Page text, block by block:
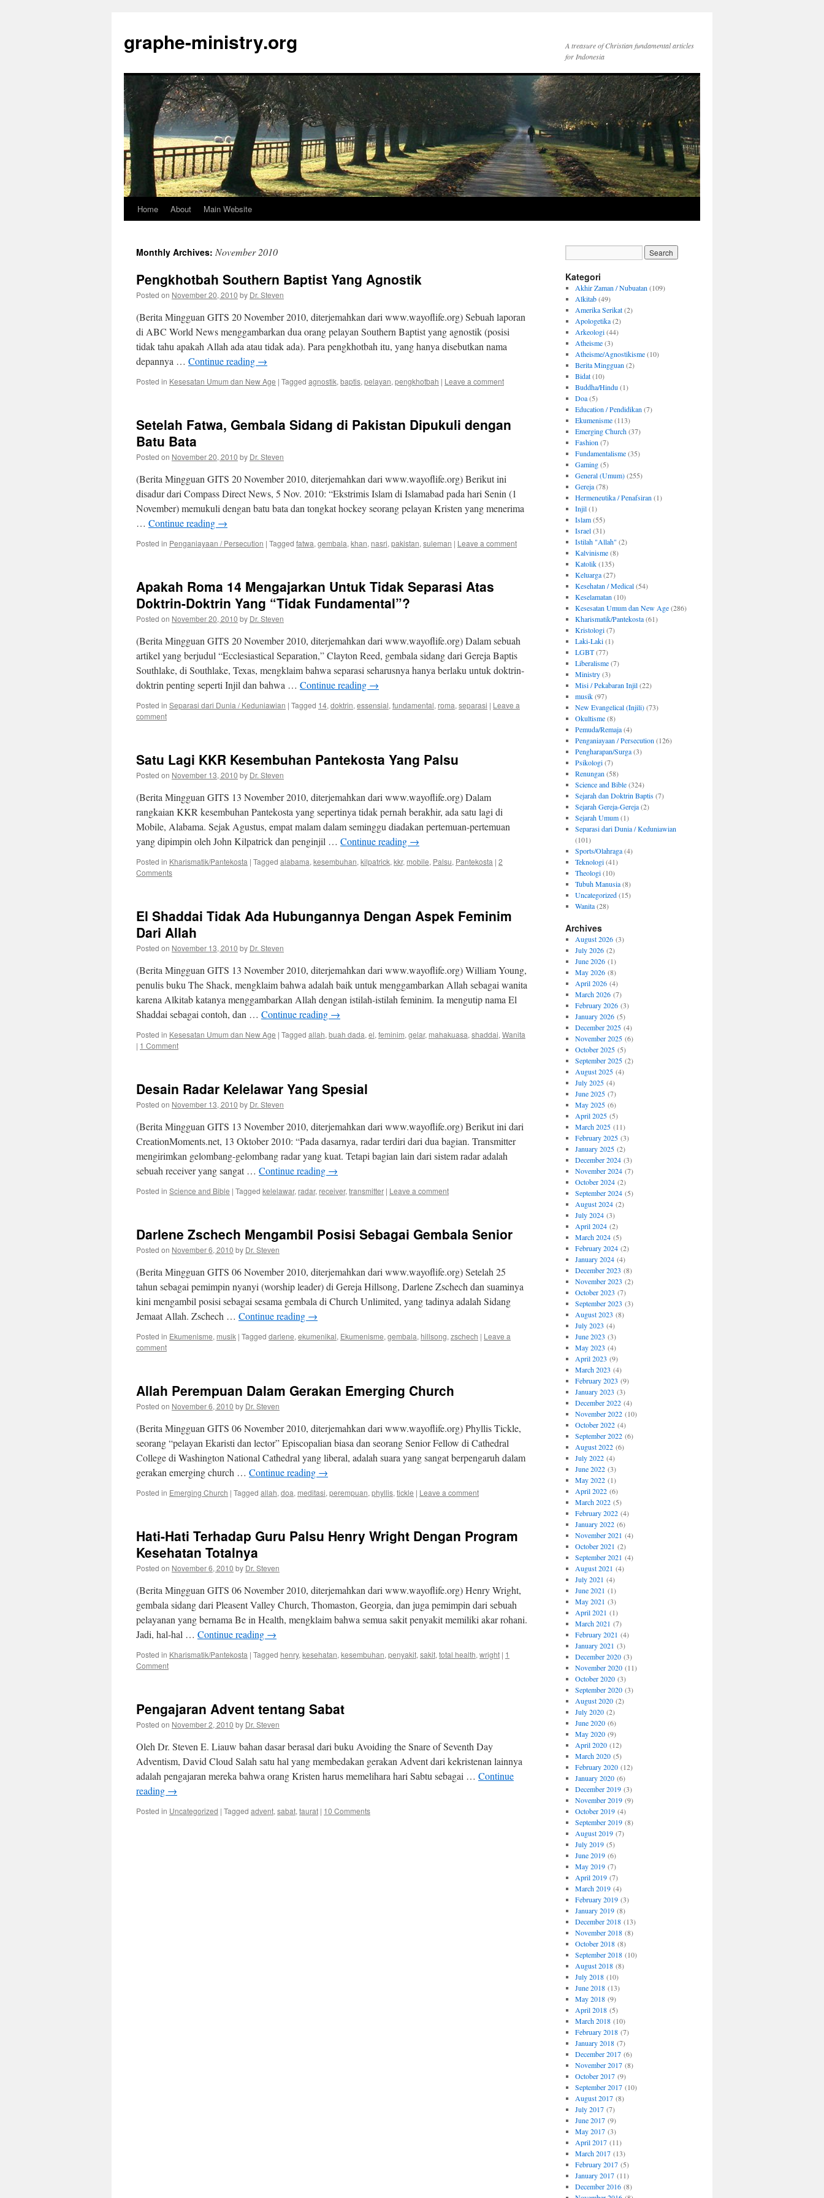
content
graphe-ministry.org
A treasure of Christian fundamental articles
for Indonesia
Home About Main Website
Monthly Archives: November 2010
Pengkhotbah Southern Baptist Yang Agnostik
Posted on November 20, 2010 by Dr. Steven
(Berita Mingguan GITS 20 November 2010, diterjemahkan dari www.wayoflife.org) Sebuah laporan
di ABC World News menggambarkan dua orang pelayan Southern Baptist yang agnostik (posisi
tidak tahu apakah Allah ada atau tidak ada). Para pengkhotbah itu, yang hanya disebutkan nama
depannya … Continue reading →
Posted in Kesesatan Umum dan New Age | Tagged agnostik, baptis, pelayan, pengkhotbah | Leave a comment
Setelah Fatwa, Gembala Sidang di Pakistan Dipukuli dengan
Batu Bata
Posted on November 20, 2010 by Dr. Steven
(Berita Mingguan GITS 20 November 2010, diterjemahkan dari www.wayoflife.org) Berikut ini
disadur dari Compass Direct News, 5 Nov. 2010: “Ekstrimis Islam di Islamabad pada hari Senin (1
November) memukuli dengan batu bata dan tongkat hockey seorang pelayan Kristen yang menerima
… Continue reading →
Posted in Penganiayaan / Persecution | Tagged fatwa, gembala, khan, nasri, pakistan, suleman | Leave a comment
Apakah Roma 14 Mengajarkan Untuk Tidak Separasi Atas
Doktrin-Doktrin Yang “Tidak Fundamental”?
Posted on November 20, 2010 by Dr. Steven
(Berita Mingguan GITS 20 November 2010, diterjemahkan dari www.wayoflife.org) Dalam sebuah
artikel yang berjudul “Ecclesiastical Separation,” Clayton Reed, gembala sidang dari Gereja Baptis
Southlake, di Southlake, Texas, mengklaim bahwa separasi seharusnya hanya berlaku untuk doktrin-
doktrin penting seperti Injil dan bahwa … Continue reading →
Posted in Separasi dari Dunia / Keduniawian | Tagged 14, doktrin, essensial, fundamental, roma, separasi | Leave a
comment
Satu Lagi KKR Kesembuhan Pantekosta Yang Palsu
Posted on November 13, 2010 by Dr. Steven
(Berita Mingguan GITS 13 November 2010, diterjemahkan dari www.wayoflife.org) Dalam
rangkaian KKR kesembuhan Pantekosta yang sepertinya tidak pernah berakhir, ada satu lagi di
Mobile, Alabama. Sejak Agustus, empat malam dalam seminggu diadakan pertemuan-pertemuan
yang dipimpin oleh John Kilpatrick dan penginjil … Continue reading →
Posted in Kharismatik/Pantekosta | Tagged alabama, kesembuhan, kilpatrick, kkr, mobile, Palsu, Pantekosta | 2
Comments
El Shaddai Tidak Ada Hubungannya Dengan Aspek Feminim
Dari Allah
Posted on November 13, 2010 by Dr. Steven
(Berita Mingguan GITS 13 November 2010, diterjemahkan dari www.wayoflife.org) William Young,
penulis buku The Shack, mengklaim bahwa adalah baik untuk menggambarkan Allah sebagai wanita
karena Alkitab katanya menggambarkan Allah dengan istilah-istilah feminim. Ia mengutip nama El
Shaddai sebagai contoh, dan … Continue reading →
Posted in Kesesatan Umum dan New Age | Tagged allah, buah dada, el, feminim, gelar, mahakuasa, shaddai, Wanita
| 1 Comment
Desain Radar Kelelawar Yang Spesial
Posted on November 13, 2010 by Dr. Steven
(Berita Mingguan GITS 13 November 2010, diterjemahkan dari www.wayoflife.org) Berikut ini dari
CreationMoments.net, 13 Oktober 2010: “Pada dasarnya, radar terdiri dari dua bagian. Transmitter
mengirimkan gelombang-gelombang radar yang kuat. Tetapi bagian lain dari sistem radar adalah
sebuah receiver yang sangat … Continue reading →
Posted in Science and Bible | Tagged kelelawar, radar, receiver, transmitter | Leave a comment
Darlene Zschech Mengambil Posisi Sebagai Gembala Senior
Posted on November 6, 2010 by Dr. Steven
(Berita Mingguan GITS 06 November 2010, diterjemahkan dari www.wayoflife.org) Setelah 25
tahun sebagai pemimpin nyanyi (worship leader) di Gereja Hillsong, Darlene Zschech dan suaminya
kini mengambil posisi sebagai sesama gembala di Church Unlimited, yang tadinya adalah Sidang
Jemaat Allah. Zschech … Continue reading →
Posted in Ekumenisme, musik | Tagged darlene, ekumenikal, Ekumenisme, gembala, hillsong, zschech | Leave a
comment
Allah Perempuan Dalam Gerakan Emerging Church
Posted on November 6, 2010 by Dr. Steven
(Berita Mingguan GITS 06 November 2010, diterjemahkan dari www.wayoflife.org) Phyllis Tickle,
seorang “pelayan Ekaristi dan lector” Episcopalian biasa dan seorang Senior Fellow di Cathedral
College di Washington National Cathedral yang liberal, adalah suara yang sangat berpengaruh dalam
gerakan emerging church … Continue reading →
Posted in Emerging Church | Tagged allah, doa, meditasi, perempuan, phyllis, tickle | Leave a comment
Hati-Hati Terhadap Guru Palsu Henry Wright Dengan Program
Kesehatan Totalnya
Posted on November 6, 2010 by Dr. Steven
(Berita Mingguan GITS 06 November 2010, diterjemahkan dari www.wayoflife.org) Henry Wright,
gembala sidang dari Pleasent Valley Church, Thomaston, Georgia, dan juga pemimpin dari sebuah
pelayanan yang bernama Be in Health, mengklaim bahwa semua sakit penyakit memiliki akar rohani.
Jadi, hal-hal … Continue reading →
Posted in Kharismatik/Pantekosta | Tagged henry, kesehatan, kesembuhan, penyakit, sakit, total health, wright | 1
Comment
Pengajaran Advent tentang Sabat
Posted on November 2, 2010 by Dr. Steven
Oleh Dr. Steven E. Liauw bahan dasar berasal dari buku Avoiding the Snare of Seventh Day
Adventism, David Cloud Salah satu hal yang membedakan gerakan Advent dari kekristenan lainnya
adalah pengajaran mereka bahwa orang Kristen harus memelihara hari Sabtu sebagai … Continue
reading →
Posted in Uncategorized | Tagged advent, sabat, taurat | 10 Comments
Kategori
Akhir Zaman / Nubuatan (109)
Alkitab(49)
Amerika Serikat(2)
Apologetika(2)
Arkeologi(44)
Atheisme(3)
Atheisme/Agnostikisme(10)
Berita Mingguan (2)
Bidat(10)
Buddha/Hindu (1)
Doa(5)
Education / Pendidikan (7)
Ekumenisme(113)
Emerging Church(37)
Fashion (7)
Fundamentalisme(35)
Gaming(5)
General (Umum)(255)
Gereja(78)
Hermeneutika / Penafsiran (1)
Injil(1)
Islam(55)
Israel(31)
Istilah "Allah" (2)
Kalvinisme(8)
Katolik(135)
Keluarga(27)
Kesehatan / Medical(54)
Keselamatan (10)
Kesesatan Umum dan New Age(286)
Kharismatik/Pantekosta(61)
Kristologi(7)
Laki-Laki(1)
LGBT(77)
Liberalisme(7)
Ministry(3)
Misi / Pekabaran Injil(22)
musik(97)
New Evangelical (Injili)(73)
Okultisme(8)
Pemuda/Remaja(4)
Penganiayaan / Persecution (126)
Pengharapan/Surga(3)
Psikologi(7)
Renungan (58)
Science and Bible(324)
Sejarah dan Doktrin Baptis(7)
Sejarah Gereja-Gereja(2)
Sejarah Umum(1)
Separasi dari Dunia / Keduniawian
(101)
Sports/Olahraga(4)
Teknologi(41)
Theologi(10)
Tubuh Manusia(8)
Uncategorized(15)
Wanita(28)
Archives
August 2026(3)
July 2026(2)
June 2026(1)
May 2026(8)
April 2026(4)
March 2026(7)
February 2026(3)
January 2026(5)
December 2025(4)
November 2025(6)
October 2025(5)
September 2025(2)
August 2025(4)
July 2025(4)
June 2025(7)
May 2025(6)
April 2025(5)
March 2025(11)
February 2025(3)
January 2025(2)
December 2024(3)
November 2024(7)
October 2024(2)
September 2024(5)
August 2024(2)
July 2024(3)
April 2024(2)
March 2024(5)
February 2024(2)
January 2024(4)
December 2023 (8)
November 2023 (2)
October 2023 (7)
September 2023 (3)
August 2023 (8)
July 2023 (4)
June 2023 (3)
May 2023 (4)
April 2023 (9)
March 2023 (4)
February 2023 (9)
January 2023 (3)
December 2022(4)
November 2022(10)
October 2022(4)
September 2022(6)
August 2022(6)
July 2022(4)
June 2022(3)
May 2022(1)
April 2022(6)
March 2022(5)
February 2022(4)
January 2022(6)
November 2021 (4)
October 2021 (2)
September 2021 (4)
August 2021 (4)
July 2021 (4)
June 2021 (1)
May 2021 (3)
April 2021 (1)
March 2021 (7)
February 2021 (4)
January 2021 (3)
December 2020(3)
November 2020(11)
October 2020(3)
September 2020(3)
August 2020(2)
July 2020(2)
June 2020(6)
May 2020(9)
April 2020(12)
March 2020(5)
February 2020(12)
January 2020(6)
December 2019(3)
November 2019(9)
October 2019(4)
September 2019(8)
August 2019(7)
July 2019(5)
June 2019(6)
May 2019(7)
April 2019(7)
March 2019(4)
February 2019(3)
January 2019(8)
December 2018(13)
November 2018(8)
October 2018(8)
September 2018(10)
August 2018(8)
July 2018(10)
June 2018(13)
May 2018(9)
April 2018(5)
March 2018(10)
February 2018(7)
January 2018(7)
December 2017(6)
November 2017(8)
October 2017(9)
September 2017(10)
August 2017(8)
July 2017(7)
June 2017(9)
May 2017(3)
April 2017(11)
March 2017(13)
February 2017(5)
January 2017(11)
December 2016(8)